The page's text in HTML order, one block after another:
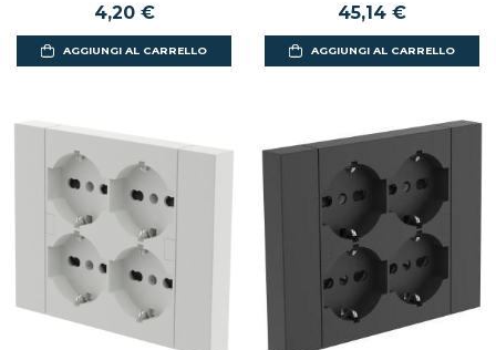
4,20 €
AGGIUNGI AL CARRELLO
45,14 €
AGGIUNGI AL CARRELLO